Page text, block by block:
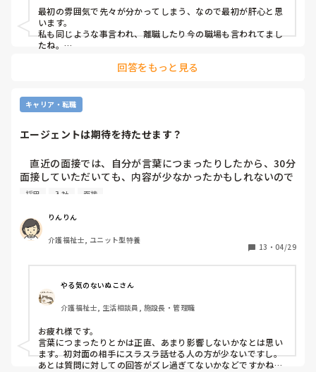
最初の雰囲気で先々が分かってしまう、なので最初が肝心と思
います。
私も同じような事言われ、離職したり今の職場も言われてまし
たね。
は、あまり意味はないです。 回答をもっと見る
キャリア・転職
エージェントは期待を持たせます？
直近の面接では、自分が言葉につまったりしたから、30分
面接していただいても、内容が少なかったかもしれないので
すが、最短入職日を伝えられても不採用でした。
ョックでした。
また、面接前にエージェントは否定的な事を言わないの
で、不採用の結果はショック倍増です。
いのですが、あまり期待は持たせて欲しくないと思うのです
採用 入社 面接
りんりん
介護福祉士, ユニット型特養
13 ・ 04/29
やる気のないぬこさん
介護福祉士, 生活相談員, 施設長・管理職
お疲れ様です。
言葉につまったりとかは正直、あまり影響しないかなとは思い
ます。初対面の相手にスラスラ話せる人の方が少ないですし。
あとは質問に対しての回答がズレ過ぎてないかなどですかね。